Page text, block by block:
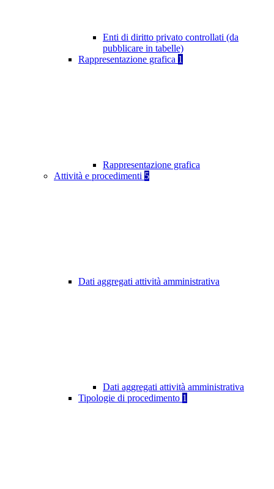
Enti di diritto privato controllati (da
pubblicare in tabelle)
Rappresentazione grafica 1
Rappresentazione grafica
Attività e procedimenti 5
Dati aggregati attività amministrativa
Dati aggregati attività amministrativa
Tipologie di procedimento 1